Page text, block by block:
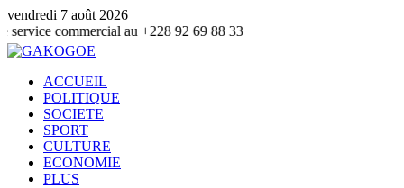
vendredi 7 août 2026
au +228 92 69 88 33
ACCUEIL
POLITIQUE
SOCIETE
SPORT
CULTURE
ECONOMIE
PLUS